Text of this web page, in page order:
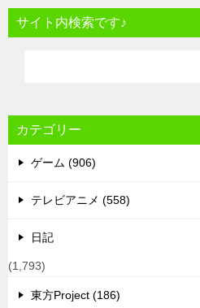
サイト内検索です♪
カテゴリー
ゲーム (906)
テレビアニメ (558)
日記
(1,793)
東方Project (186)